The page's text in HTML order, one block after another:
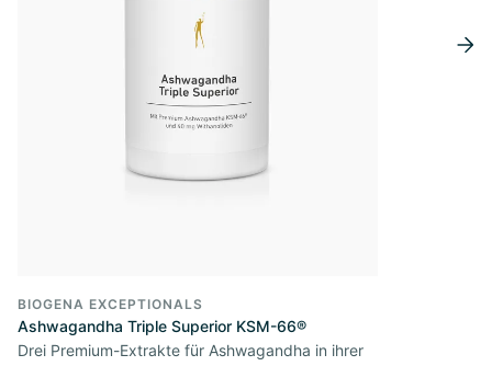
BIOGENA EXCEPTIONALS
Ashwagandha Triple Superior KSM-66®
Drei Premium-Extrakte für Ashwagandha in ihrer